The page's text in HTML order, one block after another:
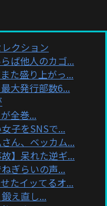
クション
ば他人のカゴ...
た盛り上がっ...
大発行部数6...
全巻...
子をSNSで...
ん、ベッカム...
】呆れた逆ギ...
ぎらいの声...
たイッてるオ...
え直し...